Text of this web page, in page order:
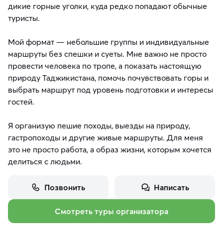
дикие горные уголки, куда редко попадают обычные
туристы.
Мой формат — небольшие группы и индивидуальные
маршруты без спешки и суеты. Мне важно не просто
провести человека по тропе, а показать настоящую
природу Таджикистана, помочь почувствовать горы и
выбрать маршрут под уровень подготовки и интересы
гостей.
Я организую пешие походы, выезды на природу,
гастропоходы и другие живые маршруты. Для меня
это не просто работа, а образ жизни, которым хочется
делиться с людьми.
Позвонить Написать
Смотреть туры организатора